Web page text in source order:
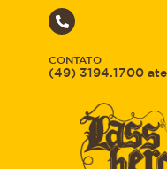
CONTATO
(49) 3194.1700